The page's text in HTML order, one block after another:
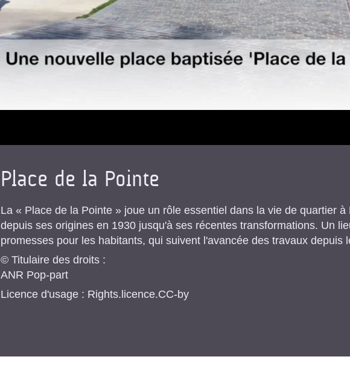
Place de la Pointe
La « Place de la Pointe » joue un rôle essentiel dans la vie de quartier à
depuis ses origines en 1930 jusqu'à ses récentes transformations. Un
promesses pour les habitants, qui suivent l'avancée des travaux depuis
© Titulaire des droits :
ANR Pop-part
Licence d'usage : Rights.licence.CC-by